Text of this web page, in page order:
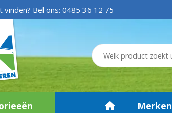
vinden? Bel ons: 0485 36 12 75
Merken